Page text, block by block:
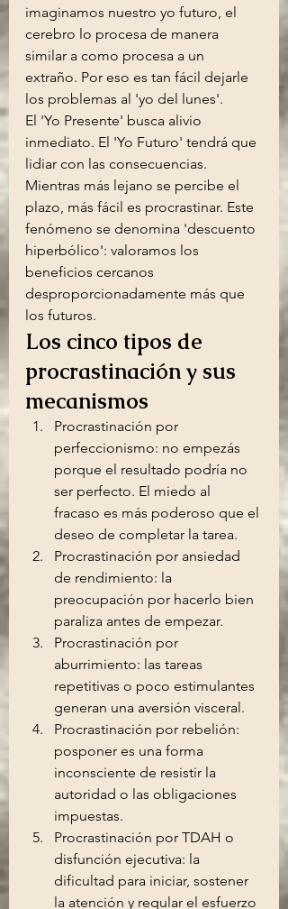
imaginamos nuestro yo futuro, el
cerebro lo procesa de manera
similar a como procesa a un
extraño. Por eso es tan fácil dejarle
los problemas al 'yo del lunes'.
El 'Yo Presente' busca alivio
inmediato. El 'Yo Futuro' tendrá que
lidiar con las consecuencias.
Mientras más lejano se percibe el
plazo, más fácil es procrastinar. Este
fenómeno se denomina 'descuento
hiperbólico': valoramos los
beneficios cercanos
desproporcionadamente más que
los futuros.
Los cinco tipos de
procrastinación y sus
mecanismos
Procrastinación por
perfeccionismo: no empezás
porque el resultado podría no
ser perfecto. El miedo al
fracaso es más poderoso que el
deseo de completar la tarea.
Procrastinación por ansiedad
de rendimiento: la
preocupación por hacerlo bien
paraliza antes de empezar.
Procrastinación por
aburrimiento: las tareas
repetitivas o poco estimulantes
generan una aversión visceral.
Procrastinación por rebelión:
posponer es una forma
inconsciente de resistir la
autoridad o las obligaciones
impuestas.
Procrastinación por TDAH o
disfunción ejecutiva: la
dificultad para iniciar, sostener
la atención y regular el esfuerzo